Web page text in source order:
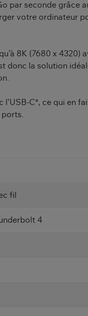
par seconde grâce
votre ordinateur
8K (7680 x 4320)
donc la solution
l’USB-C*, ce qui en
fil
4